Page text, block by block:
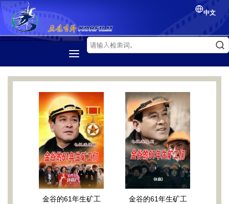
中文
首页
朝鲜电影
电影交流
金谷的61年生矿工
金谷的61年生矿工